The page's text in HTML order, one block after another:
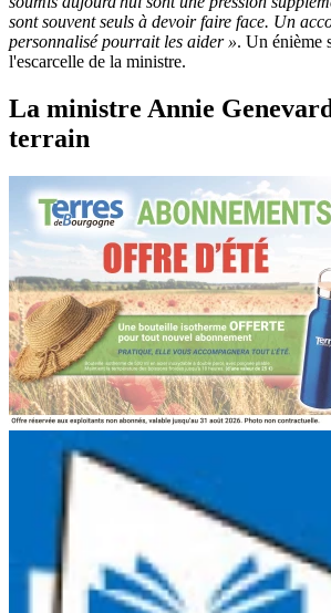
sont souvent seuls à devoir faire face. Un
personnalisé pourrait les aider ». Un énième
l'escarcelle de la ministre.
La ministre Annie
terrain